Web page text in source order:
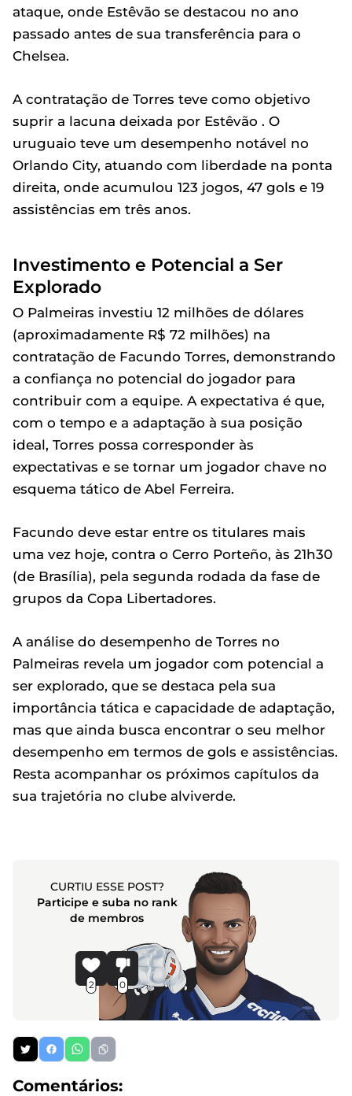
ataque, onde Estêvão se destacou no ano
passado antes de sua transferência para o
Chelsea.
A contratação de Torres teve como objetivo
suprir a lacuna deixada por Estêvão . O
uruguaio teve um desempenho notável no
Orlando City, atuando com liberdade na ponta
direita, onde acumulou 123 jogos, 47 gols e 19
assistências em três anos.
Investimento e Potencial a Ser
Explorado
O Palmeiras investiu 12 milhões de dólares
(aproximadamente R$ 72 milhões) na
contratação de Facundo Torres, demonstrando
a confiança no potencial do jogador para
contribuir com a equipe. A expectativa é que,
com o tempo e a adaptação à sua posição
ideal, Torres possa corresponder às
expectativas e se tornar um jogador chave no
esquema tático de Abel Ferreira.
Facundo deve estar entre os titulares mais
uma vez hoje, contra o Cerro Porteño, às 21h30
(de Brasília), pela segunda rodada da fase de
grupos da Copa Libertadores.
A análise do desempenho de Torres no
Palmeiras revela um jogador com potencial a
ser explorado, que se destaca pela sua
importância tática e capacidade de adaptação,
mas que ainda busca encontrar o seu melhor
desempenho em termos de gols e assistências.
Resta acompanhar os próximos capítulos da
sua trajetória no clube alviverde.
CURTIU ESSE POST?
Participe e suba no rank
de membros
2 0
Comentários: